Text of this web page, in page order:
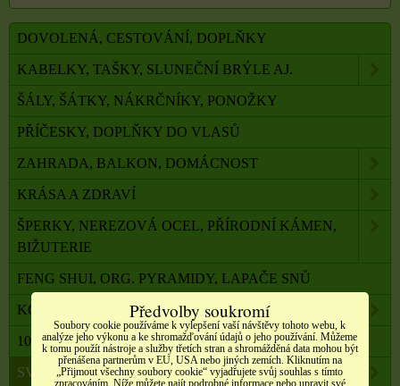
DOVOLENÁ, CESTOVÁNÍ, DOPLŇKY
KABELKY, TAŠKY, SLUNEČNÍ BRÝLE AJ.
ŠÁLY, ŠÁTKY, NÁKRČNÍKY, PONOŽKY
PŘÍČESKY, DOPLŇKY DO VLASŮ
ZAHRADA, BALKON, DOMÁCNOST
KRÁSA A ZDRAVÍ
ŠPERKY, NEREZOVÁ OCEL, PŘÍRODNÍ KÁMEN,
BIŽUTERIE
FENG SHUI, ORG. PYRAMIDY, LAPAČE SNŮ
KOMPONENTY K VÝROBĚ SVÍČEK, ŠPERKŮ
100 % PŘÍRODNÍ ESENCIÁLNÍ OLEJE SALOOS
SVÍČKY Z PALMOVÉHO A SÓJOVÉHO VOSKU
Předvolby soukromí
Soubory cookie používáme k vylepšení vaší návštěvy tohoto webu, k
analýze jeho výkonu a ke shromažďování údajů o jeho používání. Můžeme
k tomu použít nástroje a služby třetích stran a shromážděná data mohou být
přenášena partnerům v EU, USA nebo jiných zemích. Kliknutím na
„Přijmout všechny soubory cookie“ vyjadřujete svůj souhlas s tímto
zpracováním. Níže můžete najít podrobné informace nebo upravit své